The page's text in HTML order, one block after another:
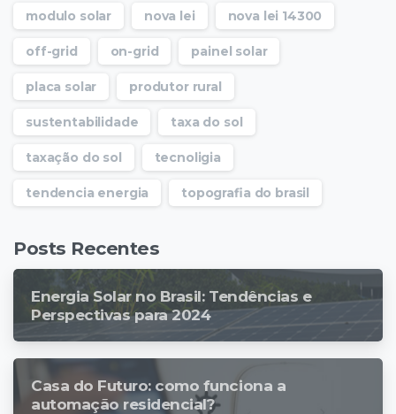
modulo solar nova lei nova lei 14300
off-grid on-grid painel solar
placa solar produtor rural
sustentabilidade taxa do sol
taxação do sol tecnoligia
tendencia energia topografia do brasil
Posts Recentes
Energia Solar no Brasil: Tendências e
Perspectivas para 2024
Casa do Futuro: como funciona a
automação residencial?